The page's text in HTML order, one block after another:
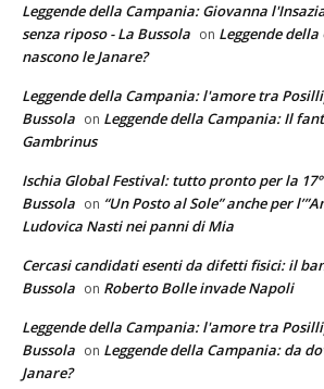
Leggende della Campania: Giovanna
senza riposo - La Bussola on Leggende
nascono le Janare?
Leggende della Campania: l'amore tra
Bussola on Leggende della Campania: Il
Gambrinus
Ischia Global Festival: tutto pronto per la
Bussola on “Un Posto al Sole” anche per
Ludovica Nasti nei panni di Mia
Cercasi candidati esenti da difetti fisici: il
Bussola on Roberto Bolle invade Napoli
Leggende della Campania: l'amore tra
Bussola on Leggende della Campania: da
Janare?